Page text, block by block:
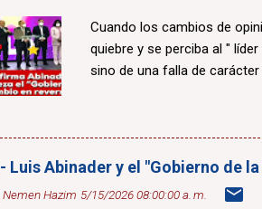
Cuando los cambios de
quiebre y se perciba al "
sino de una falla de
Luis Abinader y el "Gobierno de
Nemen Hazim 5/15/2026 08:00:00 a. m.